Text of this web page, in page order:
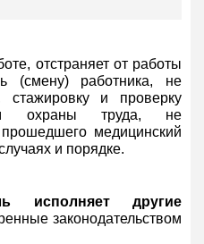
отстраняет от работы
(смену) работника, не
стажировку и проверку
охраны труда, не
медицинский
и порядке.
исполняет другие
законодательством